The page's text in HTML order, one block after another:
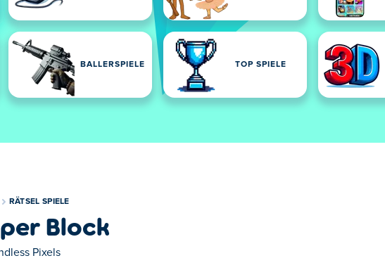
BALLERSPIELE TOP SPIELE
RÄTSEL SPIELE
Block
Pixels